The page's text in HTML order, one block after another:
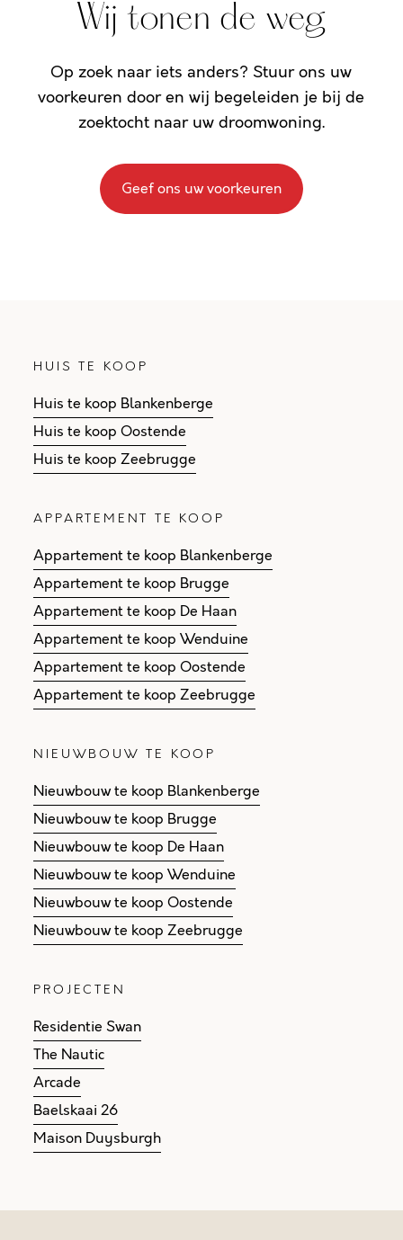
Wij tonen de weg
Op zoek naar iets anders? Stuur ons uw
voorkeuren door en wij begeleiden je bij de
zoektocht naar uw droomwoning.
Geef ons uw voorkeuren
HUIS TE KOOP
Huis te koop Blankenberge
Huis te koop Oostende
Huis te koop Zeebrugge
APPARTEMENT TE KOOP
Appartement te koop Blankenberge
Appartement te koop Brugge
Appartement te koop De Haan
Appartement te koop Wenduine
Appartement te koop Oostende
Appartement te koop Zeebrugge
NIEUWBOUW TE KOOP
Nieuwbouw te koop Blankenberge
Nieuwbouw te koop Brugge
Nieuwbouw te koop De Haan
Nieuwbouw te koop Wenduine
Nieuwbouw te koop Oostende
Nieuwbouw te koop Zeebrugge
PROJECTEN
Residentie Swan
The Nautic
Arcade
Baelskaai 26
Maison Duysburgh